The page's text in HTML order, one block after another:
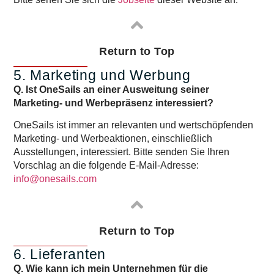
Return to Top
5. Marketing und Werbung
Q. Ist OneSails an einer Ausweitung seiner
Marketing- und Werbepräsenz interessiert?
OneSails ist immer an relevanten und wertschöpfenden
Marketing- und Werbeaktionen, einschließlich
Ausstellungen, interessiert. Bitte senden Sie Ihren
Vorschlag an die folgende E-Mail-Adresse:
info@onesails.com
Return to Top
6. Lieferanten
Q. Wie kann ich mein Unternehmen für die